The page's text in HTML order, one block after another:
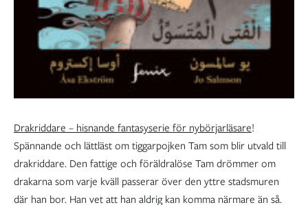
Drakriddare – hisnande fantasyserie för nybörjarläsare!
Spännande och lättläst om tiggarpojken Tam som blir utvald till
drakriddare. Den fattige och föräldralöse Tam drömmer om
drakarna som varje kväll passerar över den yttre stadsmuren
där han bor. Han vet att han aldrig kan komma närmare än så.